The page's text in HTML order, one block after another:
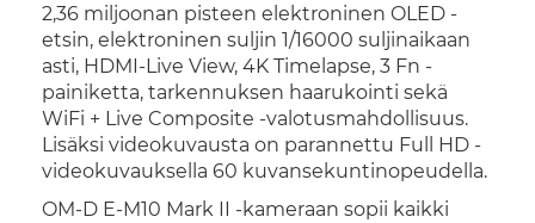
2,36 miljoonan pisteen elektroninen OLED -
etsin, elektroninen suljin 1/16000 suljinaikaan
asti, HDMI-Live View, 4K Timelapse, 3 Fn -
painiketta, tarkennuksen haarukointi sekä
WiFi + Live Composite -valotusmahdollisuus.
Lisäksi videokuvausta on parannettu Full HD -
videokuvauksella 60 kuvansekuntinopeudella.
OM-D E-M10 Mark II -kameraan sopii kaikki